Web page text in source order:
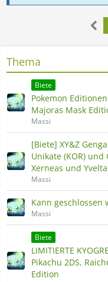
Thema
Biete
Pokemon
Majoras Mask
Massi
[Biete] XY&Z
Unikate (KOR) und
Xerneas und
Massi
Kann geschlossen
Massi
Biete
LIMITIERTE
Pikachu 2DS,
Edition